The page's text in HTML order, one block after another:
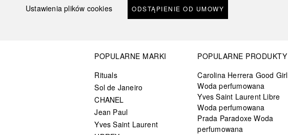
Ustawienia plików cookies
ODSTĄPIENIE OD UMOWY
POPULARNE MARKI
Rituals
Sol de Janeiro
CHANEL
Jean Paul
Yves Saint Laurent
POPULARNE PRODUKTY
Carolina Herrera Good Girl
Woda perfumowana
Yves Saint Laurent Libre
Woda perfumowana
Prada Paradoxe Woda
perfumowana